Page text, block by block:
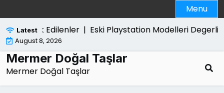
to
content
Menu
Latest
Merak Edilenler | Eski Playstation Modelleri Degerli
August 8, 2026
Mermer Doğal Taşlar
Mermer Doğal Taşlar